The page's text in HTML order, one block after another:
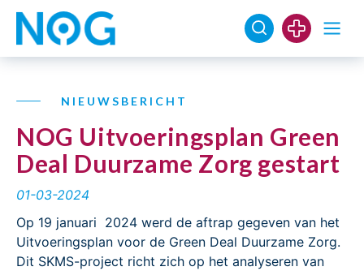
NIEUWSBERICHT
NOG Uitvoeringsplan Green
Deal Duurzame Zorg gestart
01-03-2024
Op 19 januari 2024 werd de aftrap gegeven van het
Uitvoeringsplan voor de Green Deal Duurzame Zorg.
Dit SKMS-project richt zich op het analyseren van